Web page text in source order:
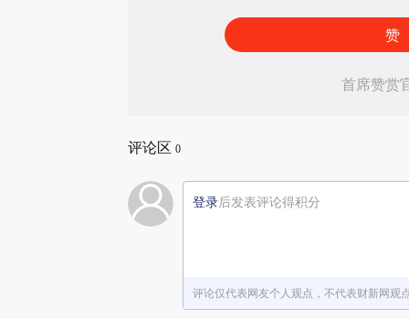
赞
首席赞赏
评论区 0
登录后发表评论得积分
评论仅代表网友个人观点，不代表财新网观